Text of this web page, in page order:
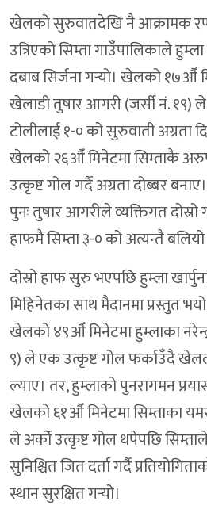
खेलको सुरुवातदेखि नै आक्रामक
उत्रिएको सिम्ता गाउँपालिकाले
दबाब सिर्जना गर्‍यो। खेलको १७औँ
खेलाडी तुषार आगरी (जर्सी नं. १९)
टोलीलाई १-० को सुरुवाती अग्रता
खेलको २६औँ मिनेटमा सिम्ताकै
उत्कृष्ट गोल गर्दै अग्रता दोब्बर
पुनः तुषार आगरीले व्यक्तिगत
हाफमै सिम्ता ३-० को अत्यन्तै बलियो
दोस्रो हाफ सुरु भएपछि हुम्ला
मिहिनेतका साथ मैदानमा प्रस्तुत
खेलको ४९औँ मिनेटमा हुम्लाका
९) ले एक उत्कृष्ट गोल फर्काउँदै
ल्याए। तर, हुम्लाको पुनरागमन
खेलको ६१औँ मिनेटमा सिम्ताका
ले अर्को उत्कृष्ट गोल थपेपछि
सुनिश्चित जित दर्ता गर्दै
स्थान सुरक्षित गर्‍यो।